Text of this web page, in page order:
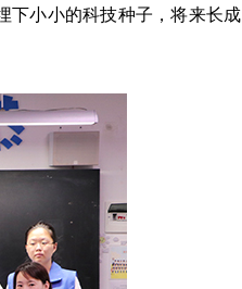
下小小的科技种子，将来长成